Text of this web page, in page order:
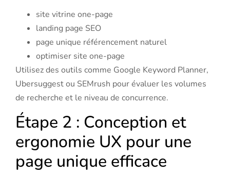
site vitrine one-page
landing page SEO
page unique référencement naturel
optimiser site one-page
Utilisez des outils comme Google Keyword Planner,
Ubersuggest ou SEMrush pour évaluer les volumes
de recherche et le niveau de concurrence.
Étape 2 : Conception et
ergonomie UX pour une
page unique efficace